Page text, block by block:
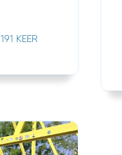
191 KEER